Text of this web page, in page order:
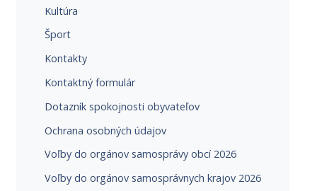
Kultúra
Šport
Kontakty
Kontaktný formulár
Dotazník spokojnosti obyvateľov
Ochrana osobných údajov
Voľby do orgánov samosprávy obcí 2026
Voľby do orgánov samosprávnych krajov 2026